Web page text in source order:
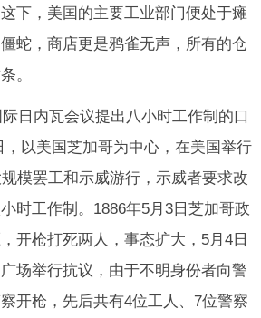
下，美国的主要工业部门便处于瘫
蛇，商店更是鸦雀无声，所有的仓
。
日内瓦会议提出八小时工作制的口
，以美国芝加哥为中心，在美国举行
模罢工和示威游行，示威者要求改
时工作制。1886年5月3日芝加哥政
开枪打死两人，事态扩大，5月4日
场举行抗议，由于不明身份者向警
开枪，先后共有4位工人、7位警察